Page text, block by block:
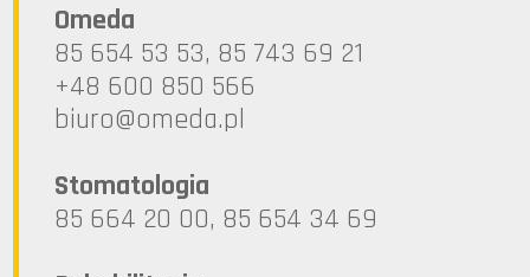
Omeda
85 654 53 53, 85 743 69 21
+48 600 850 566
lp.ademo@oruib
Stomatologia
85 664 20 00, 85 654 34 69